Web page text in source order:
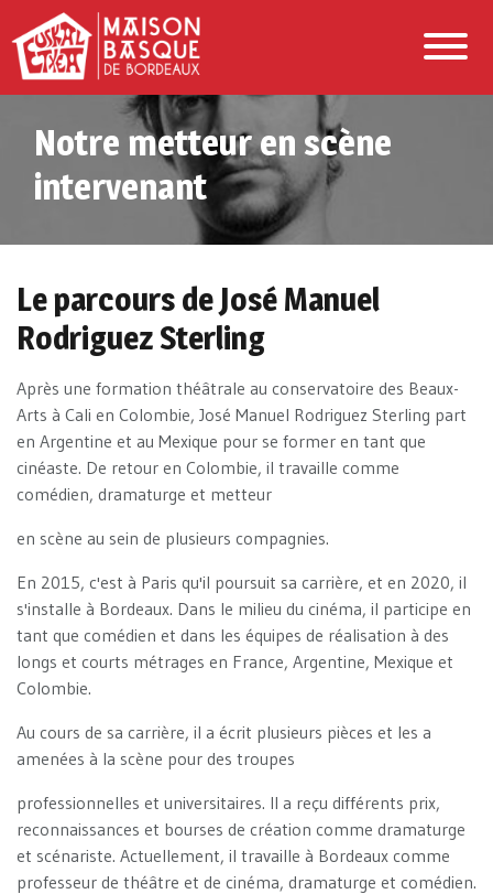
Notre metteur en scène
intervenant
Le parcours de José Manuel
Rodriguez Sterling
Après une formation théâtrale au conservatoire des Beaux-
Arts à Cali en Colombie, José Manuel Rodriguez Sterling part
en Argentine et au Mexique pour se former en tant que
cinéaste. De retour en Colombie, il travaille comme
comédien, dramaturge et metteur
en scène au sein de plusieurs compagnies.
En 2015, c'est à Paris qu'il poursuit sa carrière, et en 2020, il
s'installe à Bordeaux. Dans le milieu du cinéma, il participe en
tant que comédien et dans les équipes de réalisation à des
longs et courts métrages en France, Argentine, Mexique et
Colombie.
Au cours de sa carrière, il a écrit plusieurs pièces et les a
amenées à la scène pour des troupes
professionnelles et universitaires. Il a reçu différents prix,
reconnaissances et bourses de création comme dramaturge
et scénariste. Actuellement, il travaille à Bordeaux comme
professeur de théâtre et de cinéma, dramaturge et comédien.